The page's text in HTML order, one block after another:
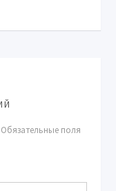
Обязательные поля